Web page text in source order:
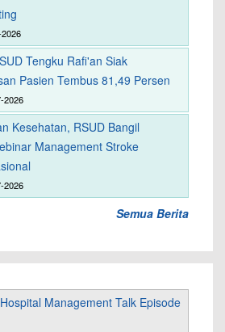
Tengku Rafi'an Siak
Pasien Tembus 81,49 Persen
2026
Kesehatan, RSUD Bangil
Management Stroke
2026
Semua Berita
Management Talk Episode